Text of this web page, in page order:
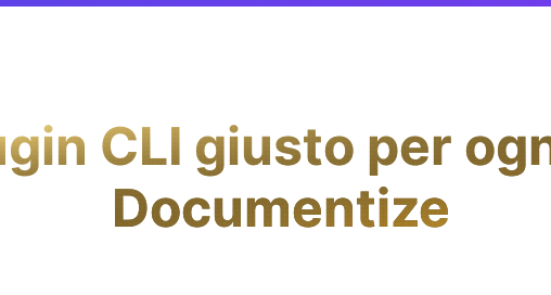
CLI giusto per
Documentize